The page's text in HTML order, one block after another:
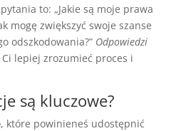
to: „Jakie są moje prawa
mogę zwiększyć swoje szanse
odszkodowania?” Odpowiedzi
lepiej zrozumieć proces i
są kluczowe?
, które powinieneś udostępnić